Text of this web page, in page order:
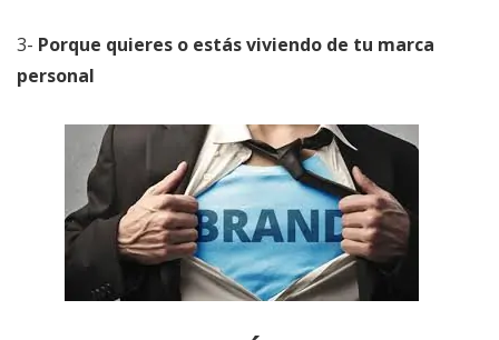
3- Porque quieres o estás viviendo de tu marca
personal